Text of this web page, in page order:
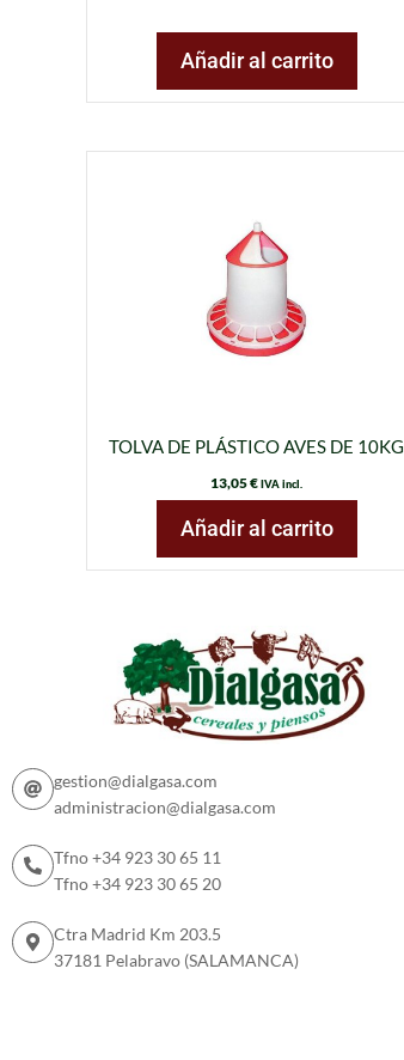
Añadir al carrito
TOLVA DE PLÁSTICO AVES DE 10KG
13,05€IVA incl.
Añadir al carrito
gestion@dialgasa.com
administracion@dialgasa.com
Tfno +34 923 30 65 11
Tfno +34 923 30 65 20
Ctra Madrid Km 203.5
37181 Pelabravo (SALAMANCA)